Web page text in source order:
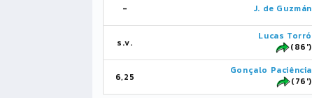
- J. de Guzmán
s.v.
Lucas Torró
(86')
6,25
Gonçalo Paciência
(76')